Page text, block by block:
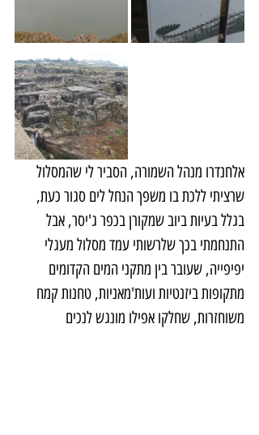
אלחנדרו מנהל השמורה, הסביר לי שהמסלול
שרציתי ללכת בו משפך הנחל לים סגור כעת,
בגלל בעיות ביוב שמקורן בכפר ג'יסר, אבל
התנחמתי בכך שלרשותי עמד מסלול מעגלי
יפיפייה, שעובר בין מתקני המים הקדומים
מתקופות ביזנטיות ועות'מאניות, טחנות קמח
משוחזרות, שחלקו אפילו מונגש לנכים